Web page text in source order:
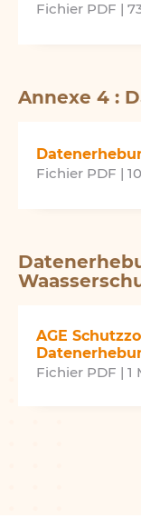
Fichier PDF |
Annexe 4 :
Fichier PDF |
AGE
Fichier PDF | 1